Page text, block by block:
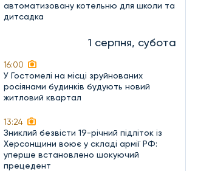
автоматизовану котельню для школи та
дитсадка
1 серпня, субота
16:00
У Гостомелі на місці зруйнованих
росіянами будинків будують новий
житловий квартал
13:24
Зниклий безвісти 19-річний підліток із
Херсонщини воює у складі армії РФ:
уперше встановлено шокуючий
прецедент